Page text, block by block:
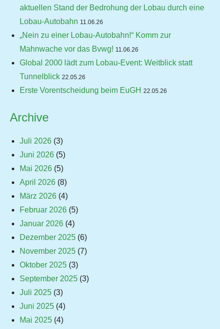
aktuellen Stand der Bedrohung der Lobau durch eine
Lobau-Autobahn 11.06.26
„Nein zu einer Lobau-Autobahn!“ Komm zur
Mahnwache vor das Bvwg! 11.06.26
Global 2000 lädt zum Lobau-Event: Weitblick statt
Tunnelblick 22.05.26
Erste Vorentscheidung beim EuGH 22.05.26
Archive
Juli 2026 (3)
Juni 2026 (5)
Mai 2026 (5)
April 2026 (8)
März 2026 (4)
Februar 2026 (5)
Januar 2026 (4)
Dezember 2025 (6)
November 2025 (7)
Oktober 2025 (3)
September 2025 (3)
Juli 2025 (3)
Juni 2025 (4)
Mai 2025 (4)